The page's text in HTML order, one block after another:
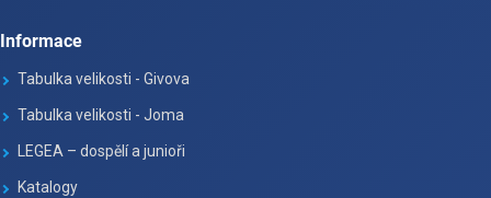
Informace
Tabulka velikosti - Givova
Tabulka velikosti - Joma
LEGEA – dospělí a junioři
Katalogy